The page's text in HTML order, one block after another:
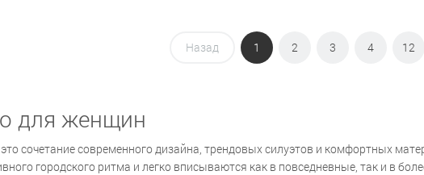
Назад 1 2 3 4 12
для женщин
сочетание современного дизайна, трендовых силуэтов и комфортных
городского ритма и легко вписываются как в повседневные, так и в